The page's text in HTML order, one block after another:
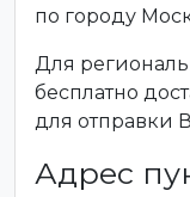
по городу
Для
бесплатно
для отправки
Адрес